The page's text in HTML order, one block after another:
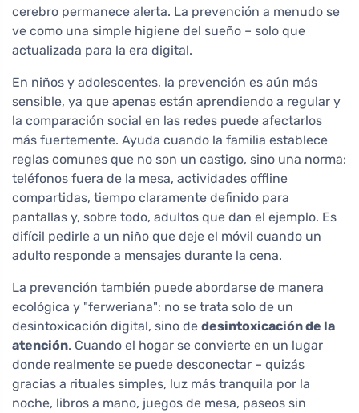
cerebro permanece alerta. La prevención a menudo se
ve como una simple higiene del sueño – solo que
actualizada para la era digital.
En niños y adolescentes, la prevención es aún más
sensible, ya que apenas están aprendiendo a regular y
la comparación social en las redes puede afectarlos
más fuertemente. Ayuda cuando la familia establece
reglas comunes que no son un castigo, sino una norma:
teléfonos fuera de la mesa, actividades offline
compartidas, tiempo claramente definido para
pantallas y, sobre todo, adultos que dan el ejemplo. Es
difícil pedirle a un niño que deje el móvil cuando un
adulto responde a mensajes durante la cena.
La prevención también puede abordarse de manera
ecológica y "ferweriana": no se trata solo de un
desintoxicación digital, sino de desintoxicación de la
atención. Cuando el hogar se convierte en un lugar
donde realmente se puede desconectar – quizás
gracias a rituales simples, luz más tranquila por la
noche, libros a mano, juegos de mesa, paseos sin